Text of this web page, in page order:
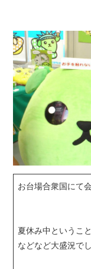
お台場合衆国にて
夏休み中というこ
などなど大盛況で